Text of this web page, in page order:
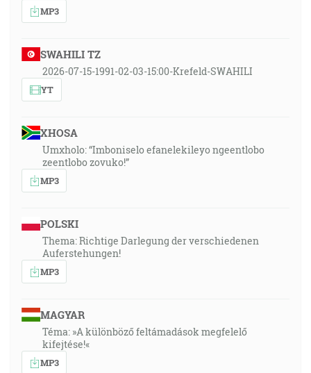
MP3
SWAHILI TZ
2026-07-15-1991-02-03-15:00-Krefeld-SWAHILI
YT
XHOSA
Umxholo: “Imboniselo efanelekileyo ngeentlobo
zeentlobo zovuko!”
MP3
POLSKI
Thema: Richtige Darlegung der verschiedenen
Auferstehungen!
MP3
MAGYAR
Téma: »A különböző feltámadások megfelelő
kifejtése!«
MP3